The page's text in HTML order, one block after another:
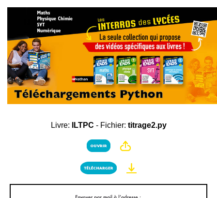
Livre: ILTPC - Fichier: titrage2.py